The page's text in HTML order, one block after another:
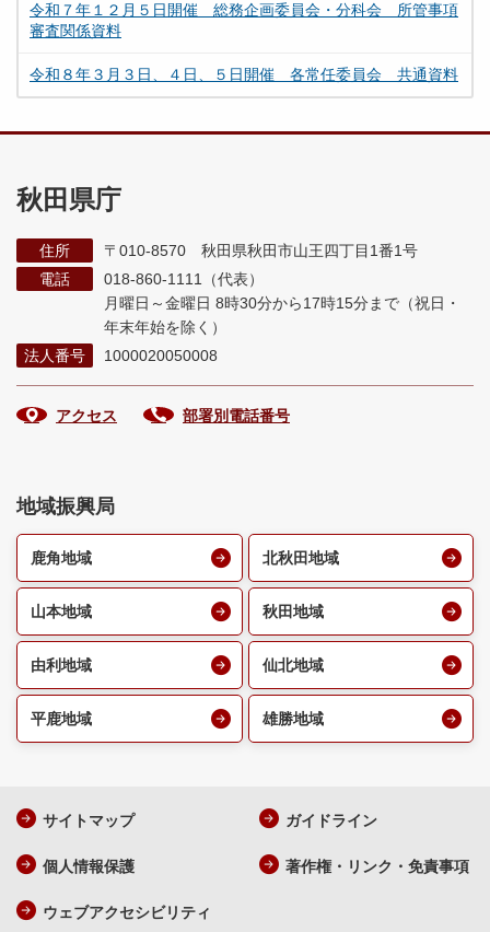
令和７年１２月５日開催 総務企画委員会・分科会 所管事項
審査関係資料
令和８年３月３日、４日、５日開催 各常任委員会 共通資料
秋田県庁
住所
〒010-8570 秋田県秋田市山王四丁目1番1号
電話
018-860-1111（代表）
月曜日～金曜日 8時30分から17時15分まで （祝日・
年末年始を除く）
法人番号
1000020050008
アクセス 部署別電話番号
地域振興局
鹿角地域 北秋田地域
山本地域 秋田地域
由利地域 仙北地域
平鹿地域 雄勝地域
サイトマップ ガイドライン
個人情報保護 著作権・リンク・免責事項
ウェブアクセシビリティ